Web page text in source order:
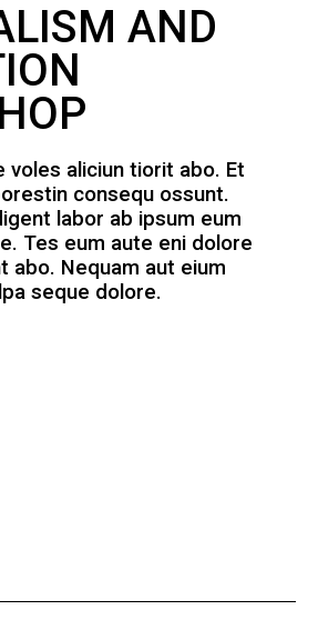
AND
voles aliciun tiorit abo. Et
consequ ossunt.
labor ab ipsum eum
Tes eum aute eni dolore
abo. Nequam aut eium
seque dolore.